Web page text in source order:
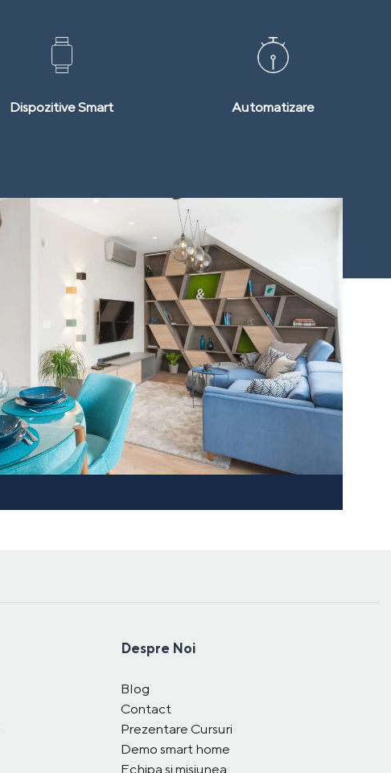
Dispozitive Smart Automatizare
Despre Noi
Blog
Contact
Prezentare Cursuri
Demo smart home
Echipa și misiunea